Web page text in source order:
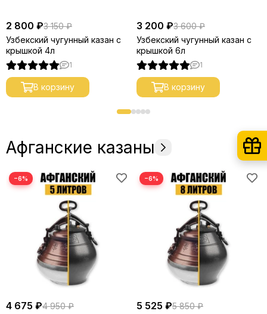
2 800 ₽3 150 ₽
Узбекский чугунный казан с
крышкой 4л
1
В корзину
3 200 ₽3 600 ₽
Узбекский чугунный казан с
крышкой 6л
1
В корзину
Афганские казаны
−6%
4 675 ₽4 950 ₽
−6%
5 525 ₽5 850 ₽